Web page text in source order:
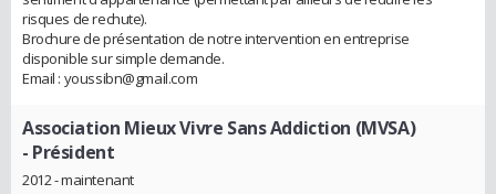
risques de rechute).
Brochure de présentation de notre intervention en entreprise
disponible sur simple demande.
Email : youssibn@gmail.com
Association Mieux Vivre Sans Addiction (MVSA)
- Président
2012 - maintenant